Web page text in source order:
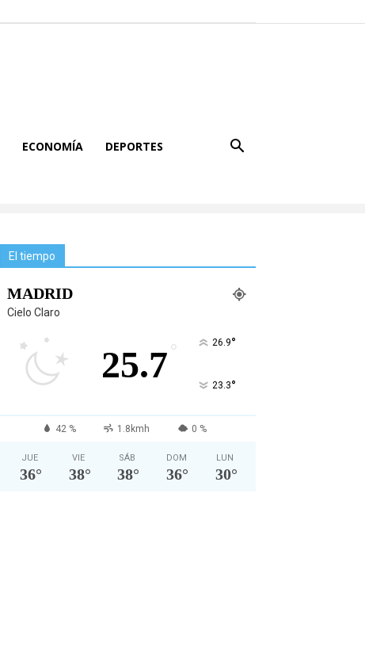
ECONOMÍA DEPORTES
El tiempo
MADRID
Cielo Claro
25.7 ° 26.9°
23.3°
42 % 1.8kmh 0 %
JUE
36°
VIE
38°
SÁB
38°
DOM
36°
LUN
30°